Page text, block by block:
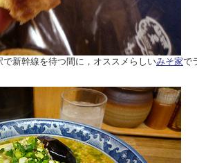
で新幹線を待つ間に，オススメらしいみそ家で